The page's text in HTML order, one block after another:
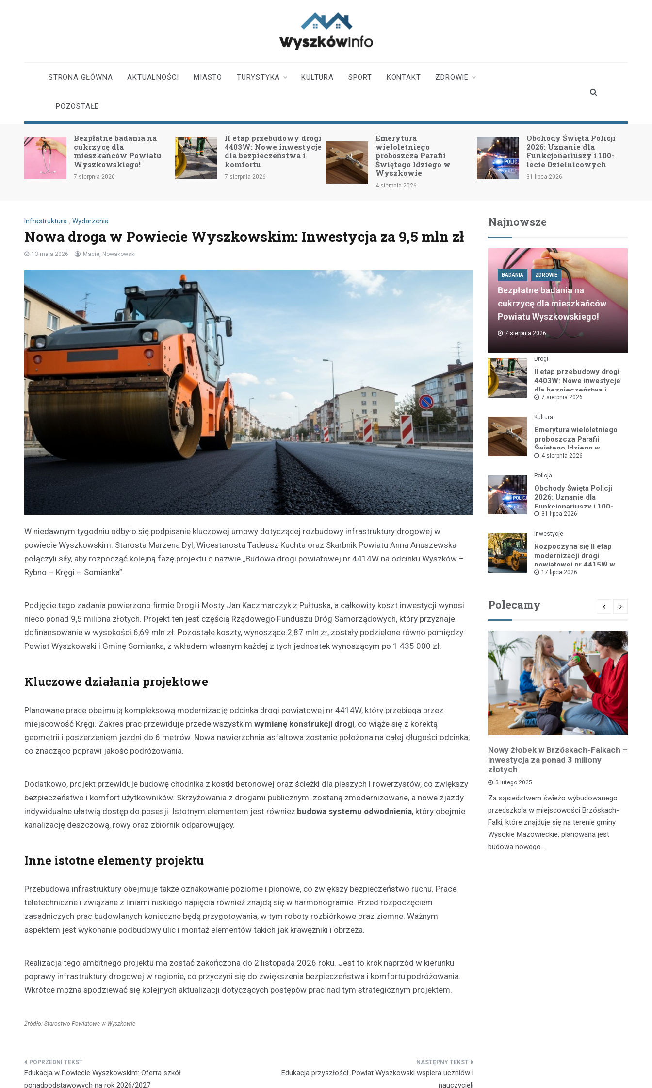
STRONA GŁÓWNA AKTUALNOŚCI MIASTO TURYSTYKA KULTURA SPORT KONTAKT ZDROWIE
POZOSTAŁE
Bezpłatne badania na
cukrzycę dla
mieszkańców Powiatu
Wyszkowskiego!
7 sierpnia 2026
II etap przebudowy drogi
4403W: Nowe inwestycje
dla bezpieczeństwa i
komfortu
7 sierpnia 2026
Emerytura
wieloletniego
proboszcza Parafii
Świętego Idziego w
Wyszkowie
4 sierpnia 2026
Obchody Święta Policji
2026: Uznanie dla
Funkcjonariuszy i 100-
lecie Dzielnicowych
31 lipca 2026
Infrastruktura , Wydarzenia
Nowa droga w Powiecie Wyszkowskim: Inwestycja za 9,5 mln zł
13 maja 2026 Maciej Nowakowski
W niedawnym tygodniu odbyło się podpisanie kluczowej umowy dotyczącej rozbudowy infrastruktury drogowej w
powiecie Wyszkowskim. Starosta Marzena Dyl, Wicestarosta Tadeusz Kuchta oraz Skarbnik Powiatu Anna Anuszewska
połączyli siły, aby rozpocząć kolejną fazę projektu o nazwie „Budowa drogi powiatowej nr 4414W na odcinku Wyszków –
Rybno – Kręgi – Somianka”.
Podjęcie tego zadania powierzono firmie Drogi i Mosty Jan Kaczmarczyk z Pułtuska, a całkowity koszt inwestycji wynosi
nieco ponad 9,5 miliona złotych. Projekt ten jest częścią Rządowego Funduszu Dróg Samorządowych, który przyznaje
dofinansowanie w wysokości 6,69 mln zł. Pozostałe koszty, wynoszące 2,87 mln zł, zostały podzielone równo pomiędzy
Powiat Wyszkowski i Gminę Somianka, z wkładem własnym każdej z tych jednostek wynoszącym po 1 435 000 zł.
Kluczowe działania projektowe
Planowane prace obejmują kompleksową modernizację odcinka drogi powiatowej nr 4414W, który przebiega przez
miejscowość Kręgi. Zakres prac przewiduje przede wszystkim wymianę konstrukcji drogi, co wiąże się z korektą
geometrii i poszerzeniem jezdni do 6 metrów. Nowa nawierzchnia asfaltowa zostanie położona na całej długości odcinka,
co znacząco poprawi jakość podróżowania.
Dodatkowo, projekt przewiduje budowę chodnika z kostki betonowej oraz ścieżki dla pieszych i rowerzystów, co zwiększy
bezpieczeństwo i komfort użytkowników. Skrzyżowania z drogami publicznymi zostaną zmodernizowane, a nowe zjazdy
indywidualne ułatwią dostęp do posesji. Istotnym elementem jest również budowa systemu odwodnienia, który obejmie
kanalizację deszczową, rowy oraz zbiornik odparowujący.
Inne istotne elementy projektu
Przebudowa infrastruktury obejmuje także oznakowanie poziome i pionowe, co zwiększy bezpieczeństwo ruchu. Prace
teletechniczne i związane z liniami niskiego napięcia również znajdą się w harmonogramie. Przed rozpoczęciem
zasadniczych prac budowlanych konieczne będą przygotowania, w tym roboty rozbiórkowe oraz ziemne. Ważnym
aspektem jest wykonanie podbudowy ulic i montaż elementów takich jak krawężniki i obrzeża.
Realizacja tego ambitnego projektu ma zostać zakończona do 2 listopada 2026 roku. Jest to krok naprzód w kierunku
poprawy infrastruktury drogowej w regionie, co przyczyni się do zwiększenia bezpieczeństwa i komfortu podróżowania.
Wkrótce można spodziewać się kolejnych aktualizacji dotyczących postępów prac nad tym strategicznym projektem.
Źródło: Starostwo Powiatowe w Wyszkowie
Nawigacja
Edukacja w Powiecie Wyszkowskim: Oferta szkół
ponadpodstawowych na rok 2026/2027
Edukacja przyszłości: Powiat Wyszkowski wspiera uczniów i
nauczycieli
Najnowsze
BADANIA ZDROWIE
Bezpłatne badania na
cukrzycę dla mieszkańców
Powiatu Wyszkowskiego!
7 sierpnia 2026
Drogi
II etap przebudowy drogi
4403W: Nowe inwestycje
dla bezpieczeństwa i
komfortu
7 sierpnia 2026
Kultura
Emerytura wieloletniego
proboszcza Parafii
Świętego Idziego w
Wyszkowie
4 sierpnia 2026
Policja
Obchody Święta Policji
2026: Uznanie dla
Funkcjonariuszy i 100-
lecie Dzielnicowych
31 lipca 2026
Inwestycje
Rozpoczyna się II etap
modernizacji drogi
powiatowej nr 4415W w
Leszczydole
17 lipca 2026
Polecamy
19 września 2024
Rozważana jest rozbudowa odcinka
powiatowej trasy nr 4415W, prowadzącej z
Nowy żłobek w Brzóskach-Falkach –
inwestycja za ponad 3 miliony
złotych
3 lutego 2025
Za sąsiedztwem świeżo wybudowanego
przedszkola w miejscowości Brzóskach-
Falki, które znajduje się na terenie gminy
Wysokie Mazowieckie, planowana jest
budowa nowego…